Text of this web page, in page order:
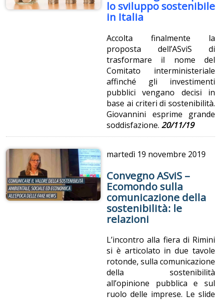
lo sviluppo sostenibile
in Italia
Accolta finalmente la
proposta dell’ASviS di
trasformare il nome del
Comitato interministeriale
affinché gli investimenti
pubblici vengano decisi in
base ai criteri di sostenibilità.
Giovannini esprime grande
soddisfazione. 20/11/19
martedì 19 novembre 2019
Convegno ASviS –
Ecomondo sulla
comunicazione della
sostenibilità: le
relazioni
L’incontro alla fiera di Rimini
si è articolato in due tavole
rotonde, sulla comunicazione
della sostenibilità
all’opinione pubblica e sul
ruolo delle imprese. Le slide